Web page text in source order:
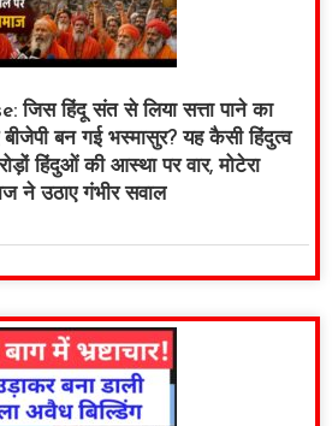
जिस हिंदू संत से लिया सत्ता पाने का
बन गई भस्मासुर? यह कैसी हिंदुत्व
हिंदुओं की आस्था पर वार, मोटेरा
ने उठाए गंभीर सवाल